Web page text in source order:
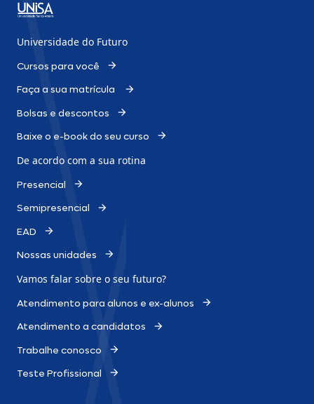
Universidade do Futuro
Cursos para você
Faça a sua matrícula
Bolsas e descontos
Baixe o e-book do seu curso
De acordo com a sua rotina
Presencial
Semipresencial
EAD
Nossas unidades
Vamos falar sobre o seu futuro?
Atendimento para alunos e ex-alunos
Atendimento a candidatos
Trabalhe conosco
Teste Profissional